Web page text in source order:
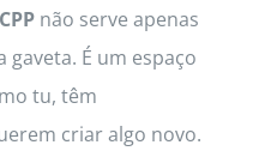
não serve apenas
É um espaço
tu, têm
criar algo novo.